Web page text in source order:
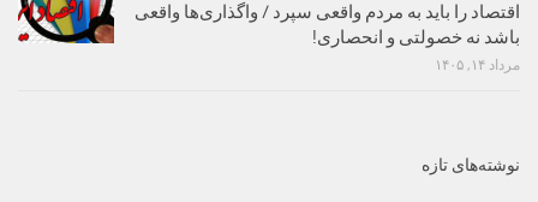
اقتصاد را باید به مردم واقعی سپرد / واگذاری‌ها واقعی
باشد نه خصولتی و انحصاری!
مرداد ۱۴, ۱۴۰۵
نوشته‌های تازه